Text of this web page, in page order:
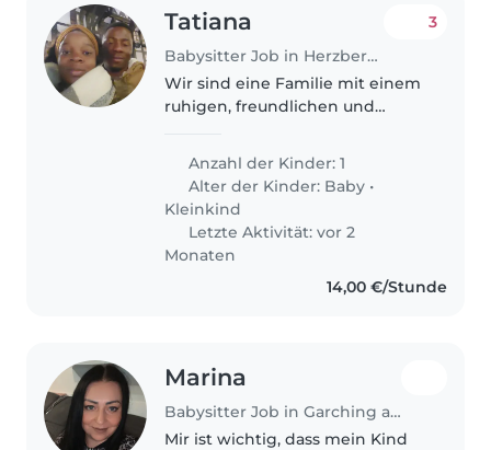
Tatiana
Babysitter Job in Herzberg am Harz
3
Wir sind eine Familie mit einem
ruhigen, freundlichen und
und suchen einen engagierten
Babysitter oder eine erfahrene
Tagesmutter, die auch bei der..
Anzahl der Kinder: 1
Alter der Kinder: Baby •
Kleinkind
Letzte Aktivität: vor 2
Monaten
14,00 €/Stunde
Marina
Babysitter Job in Garching an der Alz
Mir ist wichtig, dass mein Kind